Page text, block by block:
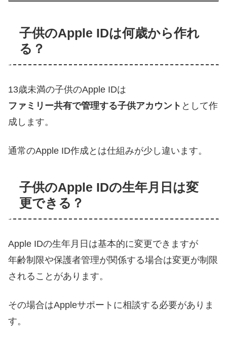
子供のApple IDは何歳から作れ
る？
13歳未満の子供のApple IDは
ファミリー共有で管理する子供アカウント として作
成します。
通常のApple ID作成とは仕組みが少し違います。
子供のApple IDの生年月日は変
更できる？
Apple IDの生年月日は基本的に変更できますが
年齢制限や保護者管理が関係する場合は変更が制限
されることがあります。
その場合はAppleサポートに相談する必要がありま
す。